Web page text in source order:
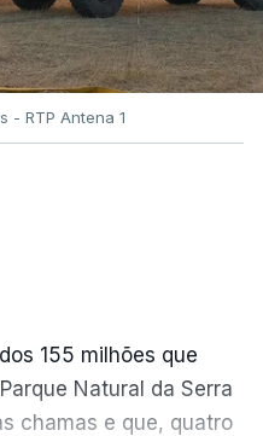
- RTP Antena 1
155 milhões que
Natural da Serra
chamas e que, quatro